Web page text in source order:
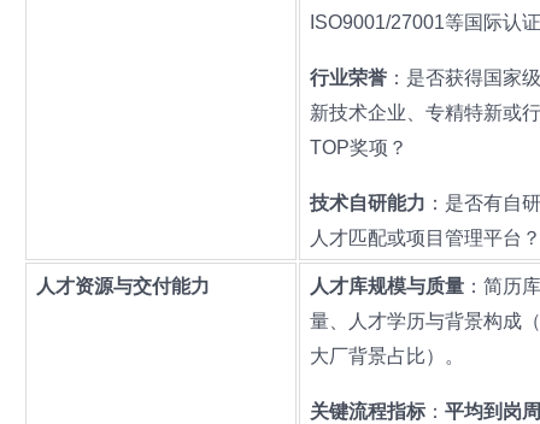
ISO9001/27001等国际认
行业荣誉 ：是否获得国家
新技术企业、专精特新或
TOP奖项？
技术自研能力 ：是否有自
人才匹配或项目管理平台
人才资源与交付能力 人才库规模与质量 ：简历
量、人才学历与背景构成
大厂背景占比）。
关键流程指标 ：平均到岗